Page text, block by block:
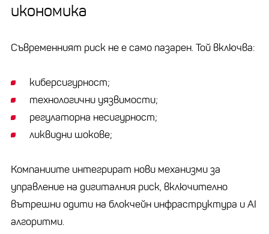
икономика
Съвременният риск не е само пазарен. Той включва:
киберсигурност;
технологични уязвимости;
регулаторна несигурност;
ликвидни шокове;
Компаниите интегрират нови механизми за
управление на дигиталния риск, включително
вътрешни одити на блокчейн инфраструктура и AI
алгоритми.